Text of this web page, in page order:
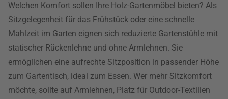
Welchen Komfort sollen Ihre Holz-Gartenmöbel bieten? Als
Sitzgelegenheit für das Frühstück oder eine schnelle
Mahlzeit im Garten eignen sich reduzierte Gartenstühle mit
statischer Rückenlehne und ohne Armlehnen. Sie
ermöglichen eine aufrechte Sitzposition in passender Höhe
zum Gartentisch, ideal zum Essen. Wer mehr Sitzkomfort
möchte, sollte auf Armlehnen, Platz für Outdoor-Textilien